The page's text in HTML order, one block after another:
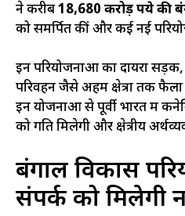
ने करीब18,680 करोड़ रुपये की
को समर्पित कीं और कई नई
इन परियोजनाओं का दायरा
परिवहन जैसे अहम क्षेत्रों तक
इन योजनाओं से पूर्वी भारत में
को गति मिलेगी और क्षेत्रीय
बंगाल विकास
संपर्क को मिलेगी